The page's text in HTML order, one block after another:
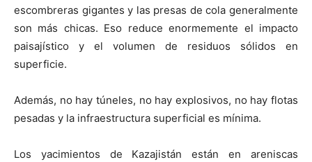
escombreras gigantes y las presas de cola generalmente
son más chicas. Eso reduce enormemente el impacto
paisajístico y el volumen de residuos sólidos en
superficie.
Además, no hay túneles, no hay explosivos, no hay flotas
pesadas y la infraestructura superficial es mínima.
Los yacimientos de Kazajistán están en areniscas